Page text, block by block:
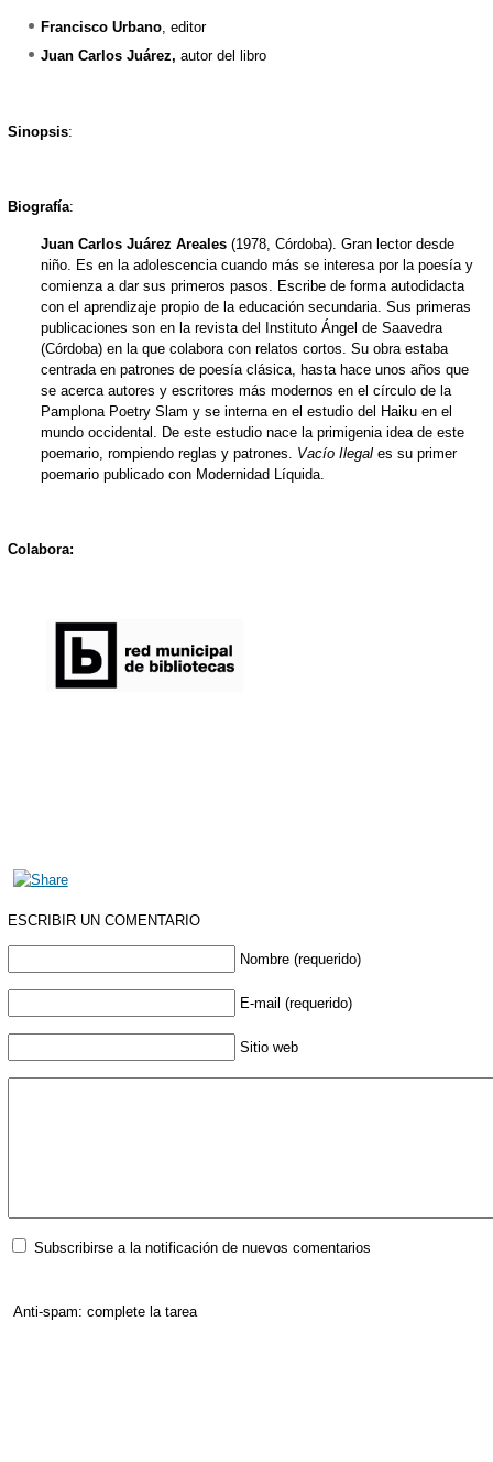
Francisco Urbano, editor
Juan Carlos Juárez, autor del libro
Sinopsis:
Biografía:
Juan Carlos Juárez Areales(1978, Córdoba). Gran lector desde
niño. Es en la adolescencia cuando más se interesa por la poesía y
comienza a dar sus primeros pasos. Escribe de forma autodidacta
con el aprendizaje propio de la educación secundaria. Sus primeras
publicaciones son en la revista del Instituto Ángel de Saavedra
(Córdoba) en la que colabora con relatos cortos. Su obra estaba
centrada en patrones de poesía clásica, hasta hace unos años que
se acerca autores y escritores más modernos en el círculo de la
Pamplona Poetry Slam y se interna en el estudio del Haiku en el
mundo occidental. De este estudio nace la primigenia idea de este
poemario, rompiendo reglas y patrones. Vacío Ilegales su primer
poemario publicado con Modernidad Líquida.
Colabora:
ESCRIBIR UN COMENTARIO
Nombre (requerido)
E-mail (requerido)
Sitio web
Subscribirse a la notificación de nuevos comentarios
Anti-spam: complete la tarea